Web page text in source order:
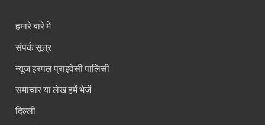
हमारे बारे में
संपर्क सूत्र
न्यूज हरपल प्राइवेसी पालिसी
समाचार या लेख हमें भेजें
दिल्ली